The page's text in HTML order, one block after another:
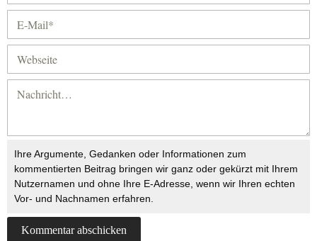
Ihre Argumente, Gedanken oder Informationen zum
kommentierten Beitrag bringen wir ganz oder gekürzt mit Ihrem
Nutzernamen und ohne Ihre E-Adresse, wenn wir Ihren echten
Vor- und Nachnamen erfahren.